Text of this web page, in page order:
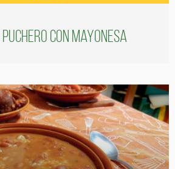
con Mayonesa